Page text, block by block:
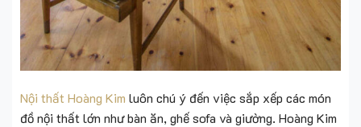
Nội thất Hoàng Kim luôn chú ý đến việc sắp xếp các món
đồ nội thất lớn như bàn ăn, ghế sofa và giường. Hoàng Kim